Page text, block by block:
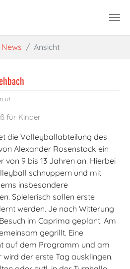
News Ansicht
ut
für Kinder
die Volleyballabteilung des
Alexander Rosenstock ein
von 9 bis 13 Jahren an. Hierbei
schnuppern und mit
insbesondere
Spielerisch sollen erste
werden. Je nach Witterung
im Caprima geplant. Am
gegrillt. Eine
auf dem Programm und am
der erste Tag ausklingen.